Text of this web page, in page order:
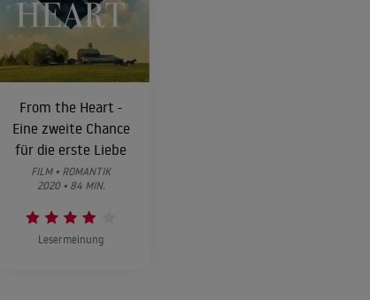
From the Heart -
Eine zweite Chance
für die erste Liebe
FILM • ROMANTIK
2020 • 84 MIN.
Lesermeinung